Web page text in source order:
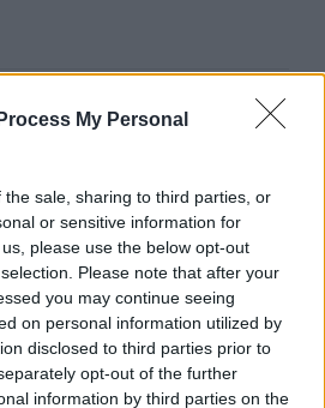
My Personal
sale, sharing to third parties, or
or sensitive information for
please use the below opt-out
Please note that after your
you may continue seeing
on personal information utilized by
disclosed to third parties prior to
opt-out of the further
information by third parties on the
Ελλάδα φθάνει τις 1.031
δύναμης και υστερεί του
η Λιθουανία, η Σλοβενία και
που αυξάνονται